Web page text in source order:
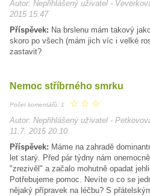
Autor: Nepřihlášený uživatel -
2015 15:47
Příspěvek: Na brslenu mám takový
skoro po všech (mám jich víc i velké
zastavit?
Nemoc stříbrného smrku
Počet komentářů: 1 ☆ ☆ ☆
Autor: Nepřihlášený uživatel -
11.7. 2015 20:10
Příspěvek: Máme na zahradě
let starý. Před pár týdny nám
"zrezivěl" a začalo mohutně opadat
Potřebujeme pomoc. Nevíte o co se
nějaký přípravek na léčbu? S